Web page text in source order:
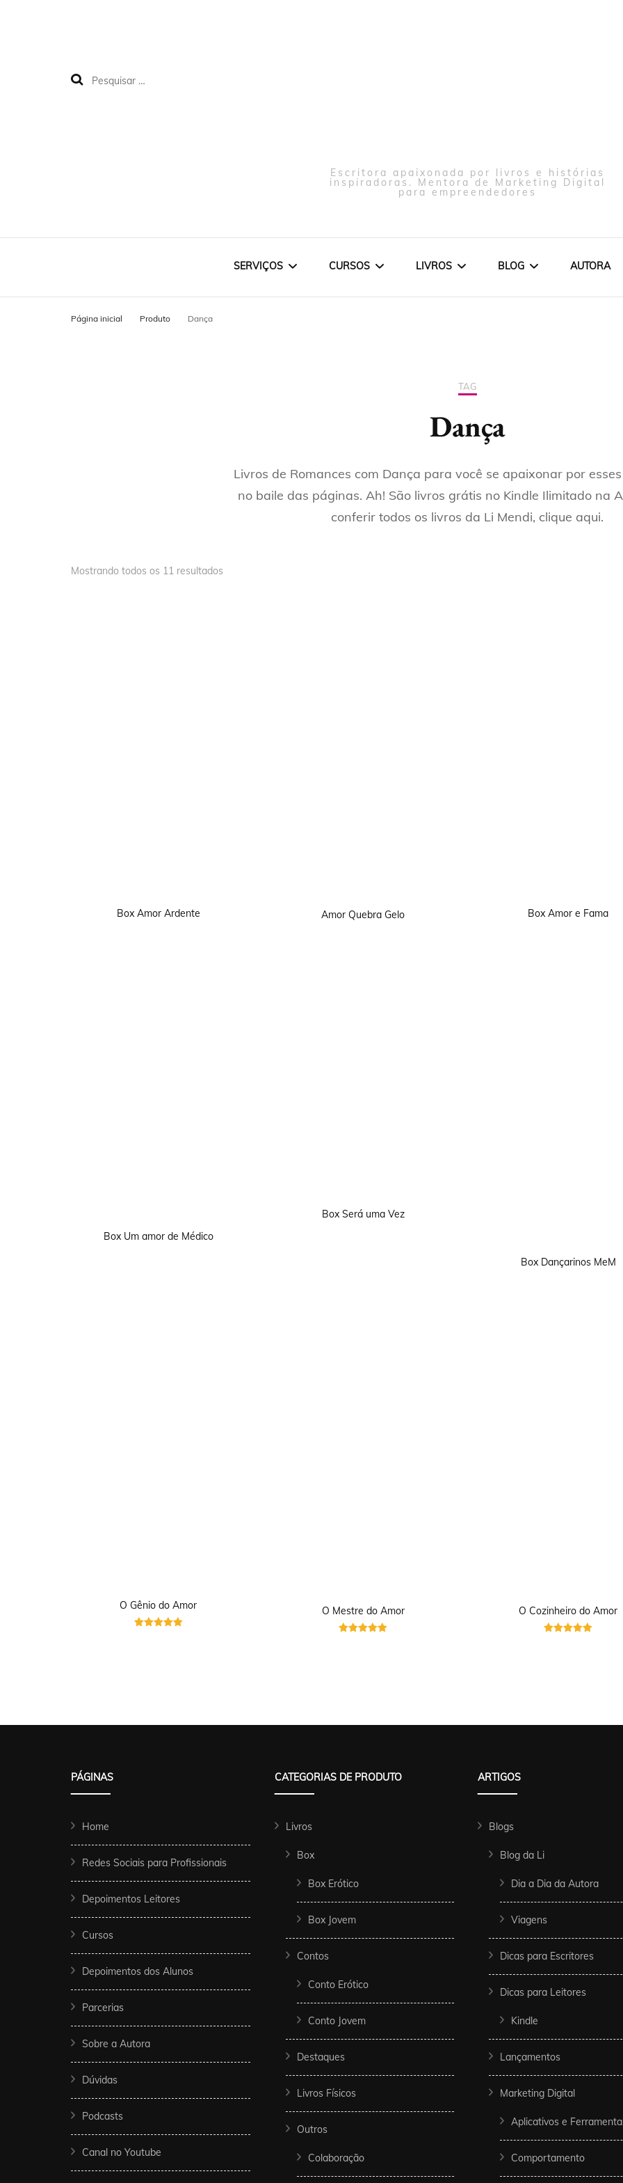
Escritora apaixonada por livros e histórias
inspiradoras. Mentora de Marketing Digital
para empreendedores
SERVIÇOS CURSOS LIVROS
CONTO ERÓTICO
BOX
LIVROS IMPRESSOS
BLOG AUTORA
Página inicial Produto Dança
TAG
Dança
Livros de Romances com Dança para você se apaixonar por
no baile das páginas. Ah! São livros grátis no Kindle Ilimitado na
conferir todos os livros da Li Mendi, clique aqui.
Mostrando todos os 11 resultados
Box Amor Ardente Amor Quebra Gelo Box Amor e Fama
Box Um amor de Médico
Box Será uma Vez
Box Dançarinos MeM
O Gênio do Amor O Mestre do Amor O Cozinheiro do Amor
PÁGINAS
Home
Redes Sociais para Profissionais
Depoimentos Leitores
Cursos
Depoimentos dos Alunos
Parcerias
Sobre a Autora
Dúvidas
Podcasts
Canal no Youtube
CATEGORIAS DE PRODUTO
Livros
Box
Box Erótico
Box Jovem
Contos
Conto Erótico
Conto Jovem
Destaques
Livros Físicos
Outros
Colaboração
ARTIGOS
Blogs
Blog da Li
Dia a Dia da Autora
Viagens
Dicas para Escritores
Dicas para Leitores
Kindle
Lançamentos
Marketing Digital
Aplicativos e
Comportamento